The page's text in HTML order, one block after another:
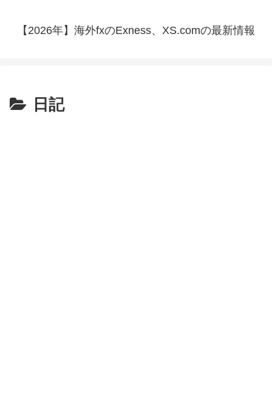
【2026年】海外fxのExness、XS.comの最新情報
日記